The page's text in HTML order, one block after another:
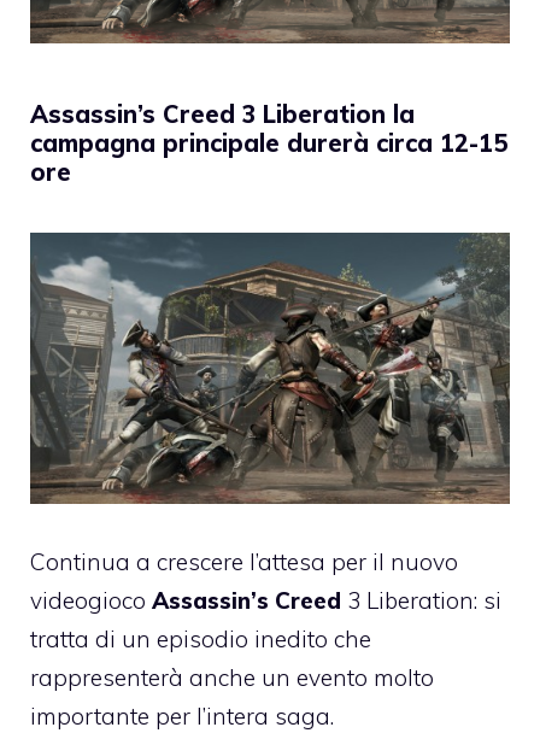
Assassin’s Creed 3 Liberation la
campagna principale durerà circa 12-15
ore
Continua a crescere l’attesa per il nuovo
videogioco Assassin’s Creed 3 Liberation: si
tratta di un episodio inedito che
rappresenterà anche un evento molto
importante per l’intera saga.